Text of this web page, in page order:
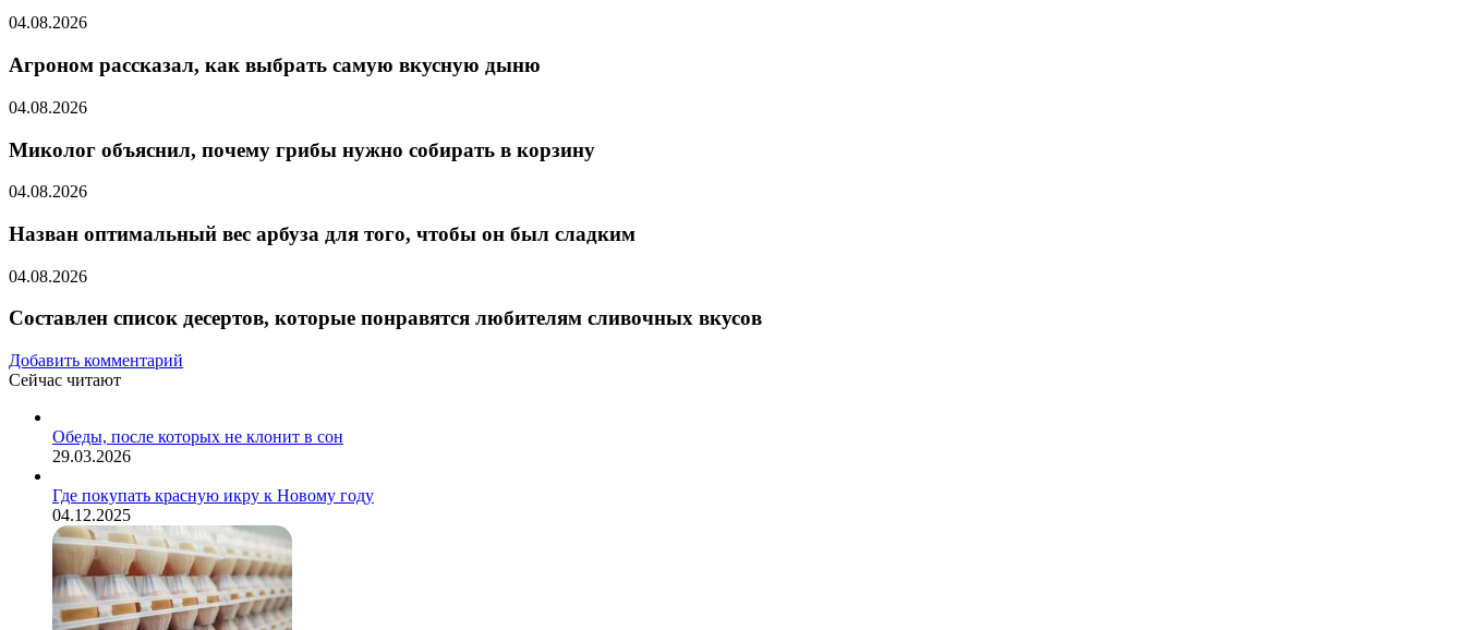
04.08.2026
Агроном рассказал, как выбрать самую вкусную дыню
04.08.2026
Миколог объяснил, почему грибы нужно собирать в корзину
04.08.2026
Назван оптимальный вес арбуза для того, чтобы он был сладким
04.08.2026
Составлен список десертов, которые понравятся любителям сливочных вкусов
Добавить комментарий
Сейчас читают
Обеды, после которых не клонит в сон
29.03.2026
Где покупать красную икру к Новому году
04.12.2025